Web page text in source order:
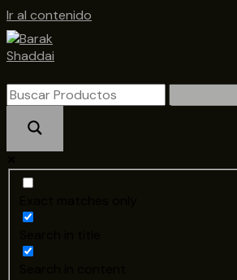
Ir al contenido